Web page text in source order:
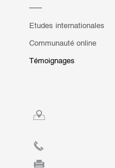
Etudes internationales
Communauté online
Témoignages